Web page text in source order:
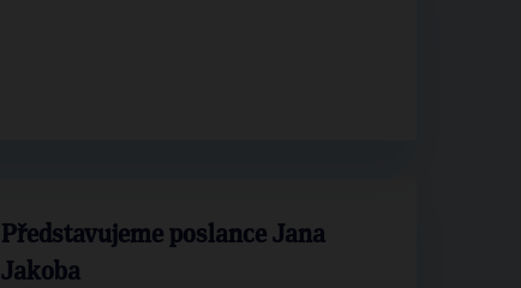
Představujeme poslance Jana
Jakoba